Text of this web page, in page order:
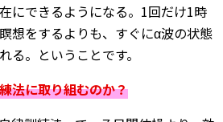
にできるようになる。1回だけ1時
想をするよりも、すぐにα波の状態
る。ということです。
法に取り組むのか？